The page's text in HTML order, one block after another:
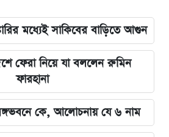
মধ্যেই সাকিবের বাড়িতে আগুন
ফেরা নিয়ে যা বললেন রুমিন
ফারহানা
কে, আলোচনায় যে ৬ নাম